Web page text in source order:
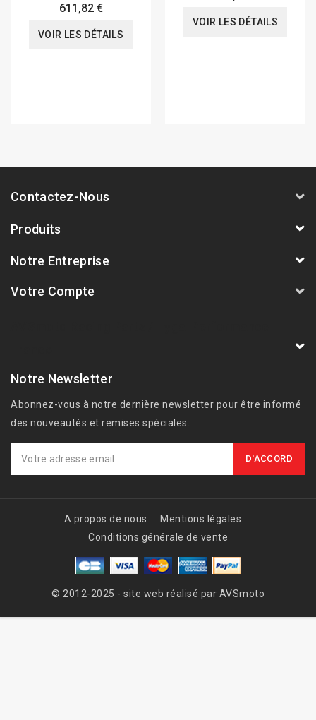
611,82 €
VOIR LES DÉTAILS
VOIR LES DÉTAILS
Contactez-Nous
Produits
Notre Entreprise
Votre Compte
Notre Newsletter
Abonnez-vous à notre dernière newsletter pour être informé
des nouveautés et remises spéciales.
A propos de nous
Mentions légales
Conditions générale de vente
© 2012-2025 - site web réalisé par AVSmoto